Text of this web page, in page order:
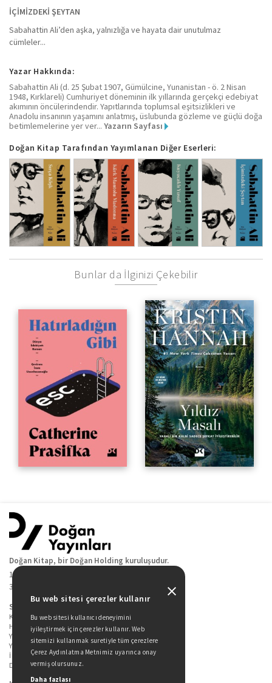
İÇİMİZDEKİ ŞEYTAN
Sabahattin Ali’den aşka, yalnızlığa ve hayata dair unutulmaz
cümleler...
Yazar Hakkında:
Sabahattin Ali (d. 25 Şubat 1907, Gümülcine, Yunanistan - ö. 2 Nisan
1948, Kırklareli) Cumhuriyet döneminin ilk yıllarında gerçekçi edebiyat
akımının öncülerindendir. Yapıtlarında toplumsal eşitsizlikleri ve
Anadolu insanının yaşamını anlatmış, üslubunda gözleme ve güçlü doğa
betimlemelerine yer ver... Yazarın Sayfası
Doğan Kitap Tarafından Yayımlanan Diğer Eserleri:
Bunlar da İlginizi Çekebilir
Doğan Kitap, bir Doğan Holding kuruluşudur.
19 Mayıs Cad. Golden Plaza No:1 Kat:10
34360 / Şişli / İstanbul
Sitede Yer Alan Sayfalar
Kitaplarımız
Hakkımızda
Yazarlarımız
Yazar Adayları İçin
İletişim
Duygu Asena Roman Ödülü
Bu web sitesi çerezler kullanır
Bu web sitesi kullanıcı deneyimini
iyileştirmek için çerezler kullanır. Web
sitemizi kullanmak suretiyle tüm çerezlere
Çerez Aydınlatma Metnimiz uyarınca onay
vermiş olursunuz.
Daha fazlası